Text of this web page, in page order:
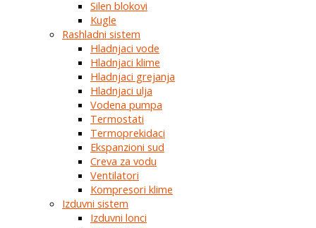
Silen blokovi
Kugle
Rashladni sistem
Hladnjaci vode
Hladnjaci klime
Hladnjaci grejanja
Hladnjaci ulja
Vodena pumpa
Termostati
Termoprekidaci
Ekspanzioni sud
Creva za vodu
Ventilatori
Kompresori klime
Izduvni sistem
Izduvni lonci